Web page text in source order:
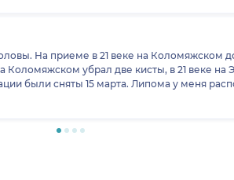
На приеме в 21 веке на Коломяжском
Коломяжском убрал две кисты, в 21 веке
были сняты 15 марта. Липома у меня
липомы 19 марта доктор производил
своего дела! На протяжении всего цикла